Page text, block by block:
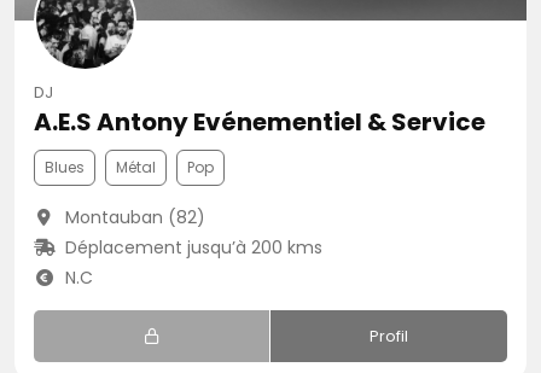
DJ
A.E.S Antony Evénementiel & Service
Blues Métal Pop
Montauban (82)
Déplacement jusqu’à 200 kms
N.C
Profil